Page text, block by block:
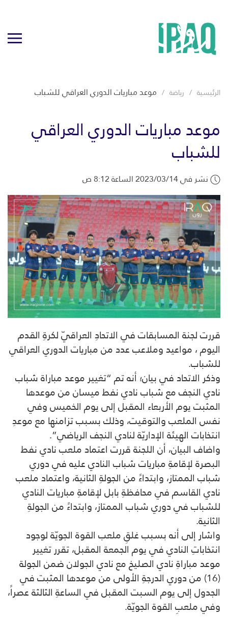
الرئيسية رياضة موعد مباريات الدوري العراقي للشباب
موعد مباريات الدوري العراقي
للشباب
نشر في 2023/03/14 الساعة 8:12 ص
قررت لجنة المسابقات في الاتحادِ العراقيّ لكرةِ القدم
اليوم ، مواعيد وملاعب عدد من مباريات الدوري العراقي
للشباب.
وذكر الاتحاد في بيان؛ أنه تم “تغيير موعد مباراة شباب
نادي النجف مع شباب نادي نفط ميسان من موعدها
المثبت يوم الأربعاء المقبل إلى يوم الخميس وفي
نفس الملعب والتوقيت، وذلك بسبب تزامنها مع موعدِ
انتخابات الهيئة الإداريّة لنادي النجف الرياضي”.
واضاف البيان، أن اللجنة قررت اعتماد ملعب نادي نفط
البصرة لإقامةِ مباريات شباب النادي عليه في دوري
شباب الممتاز، وابتداءً من الجولةِ الثانية، واعتماد ملعب
نادي القاسم في محافظةِ بابل لإقامةِ مباريات النادي
للشباب في دوري شباب الممتاز، وابتداءً من الجولةِ
الثانية.
واشار إلى أنه بسبب غلقِ ملعب القوة الجويّة لوجود
انتخاباتِ النادي في يوم الجمعة المقبل، تقرر تغيير
موعد مباراةِ نادي الصليخ مع نادي الجولان ضمن الجولة
(16) من دوري الدرجةِ الأولى من موعدها المثبت في
الجدول إلى يوم السبت المقبل في الساعةِ الثالثة عصراً،
وفي ملعبِ القوة الجويّة.